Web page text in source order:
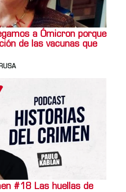
a Ómicron porque
de las vacunas que
#18 Las huellas de